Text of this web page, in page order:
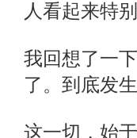
人看起来特
我回想了一
了。到底发
这一切，始